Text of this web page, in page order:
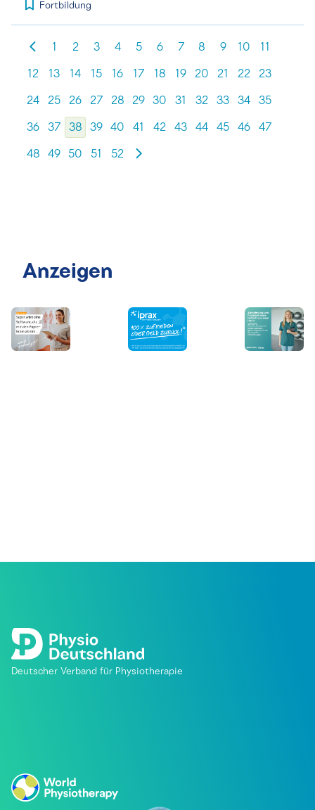
Fortbildung
1 2 3 4 5 6 7 8 9 10 11
12 13 14 15 16 17 18 19 20 21 22 23
24 25 26 27 28 29 30 31 32 33 34 35
36 37 38 39 40 41 42 43 44 45 46 47
48 49 50 51 52
Anzeigen
Deutscher Verband für Physiotherapie